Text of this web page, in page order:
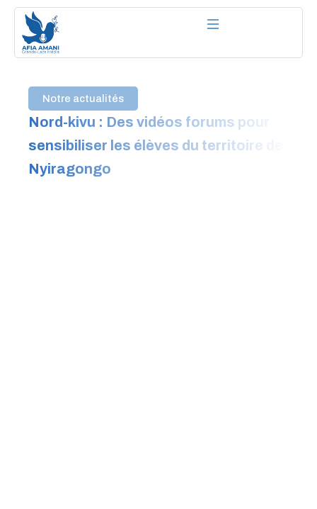
Aller
contenu
Notre actualités
Nord-kivu : Des vidéos forums pour
sensibiliser les élèves du territoire de
Nyiragongo